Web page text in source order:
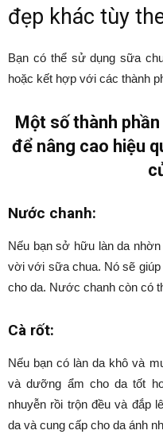
đẹp khác tùy
Bạn có thể sử dụng sữa
hoặc kết hợp với các thành
Một số thành
để nâng cao hiệu
Nước chanh:
Nếu bạn sở hữu làn da
vời với sữa chua. Nó sẽ
cho da. Nước chanh còn có
Cà rốt:
Nếu bạn có làn da khô và
và dưỡng ẩm cho da tốt
nhuyễn rồi trộn đều và đắp
da và cung cấp cho da ánh